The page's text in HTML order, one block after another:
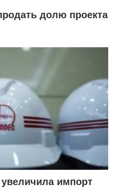
долю проекта
импорт